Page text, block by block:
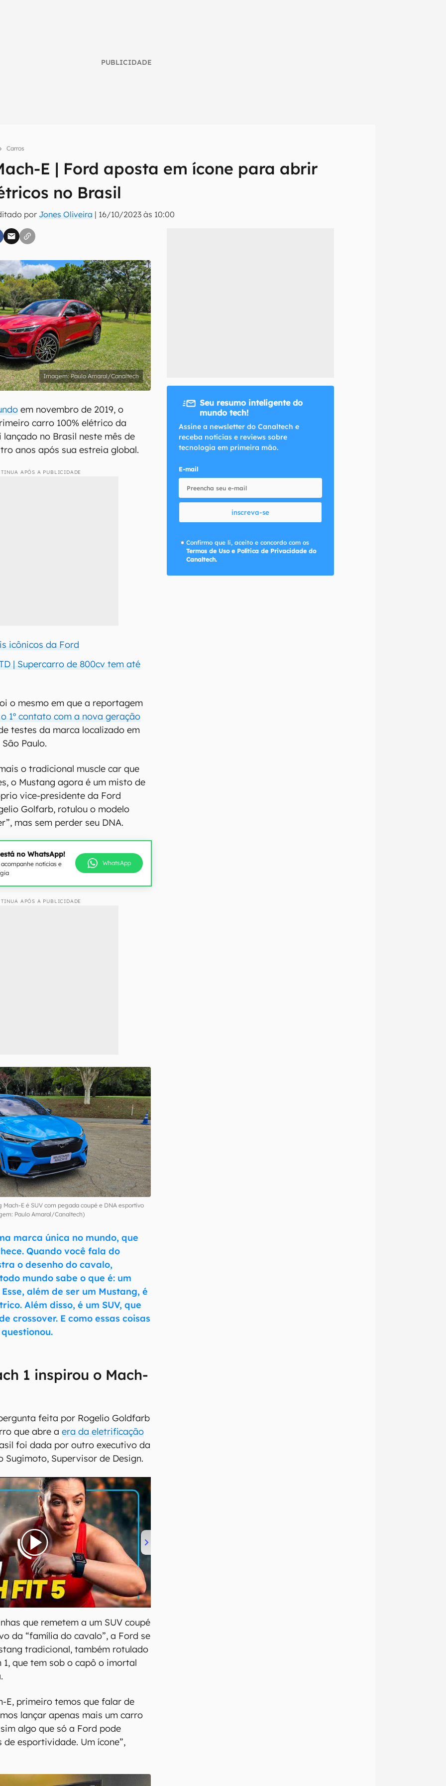
PUBLICIDADE
Carros
E | Ford aposta em ícone para abrir
no Brasil
por Jones Oliveira | 16/10/2023 às 10:00
inteligente do mundo tech!
do Canaltech e receba notícias e reviews sobre tecnologia em primeira
inscreva-se
aceito e concordo com os Termos de Uso e Política de Privacidade do Canaltech.
Paulo Amaral/Canaltech
em novembro de 2019, o
carro 100% elétrico da
no Brasil neste mês de
anos após sua estreia global.
APÓS A PUBLICIDADE
icônicos da Ford
| Supercarro de 800cv tem até
o mesmo em que a reportagem
1º contato com a nova geração
testes da marca localizado em
Paulo.
o tradicional muscle car que
o Mustang agora é um misto de
vice-presidente da Ford
Golfarb, rotulou o modelo
mas sem perder seu DNA.
no WhatsApp!
notícias e
WhatsApp
APÓS A PUBLICIDADE
Mach-E é SUV com pegada coupé e DNA esportivo
Paulo Amaral/Canaltech)
marca única no mundo, que
Quando você fala do
o desenho do cavalo,
mundo sabe o que é: um
além de ser um Mustang, é
Além disso, é um SUV, que
crossover. E como essas coisas
1 inspirou o Mach-
feita por Rogelio Goldfarb
que abre aera da eletrificação
foi dada por outro executivo da
Sugimoto, Supervisor de Design.
que remetem a um SUV coupé
da “família do cavalo”, a Ford se
tradicional, também rotulado
1, que tem sob o capô o imortal
E, primeiro temos que falar de
lançar apenas mais um carro
algo que só a Ford pode
esportividade. Um ícone”,
Seu resumo inteligente do
mundo tech!
Assine a newsletter do Canaltech e
receba notícias e reviews sobre
tecnologia em primeira mão.
E-mail
inscreva-se
Confirmo que li, aceito e concordo com os
Termos de Uso e Política de Privacidade do
Canaltech.